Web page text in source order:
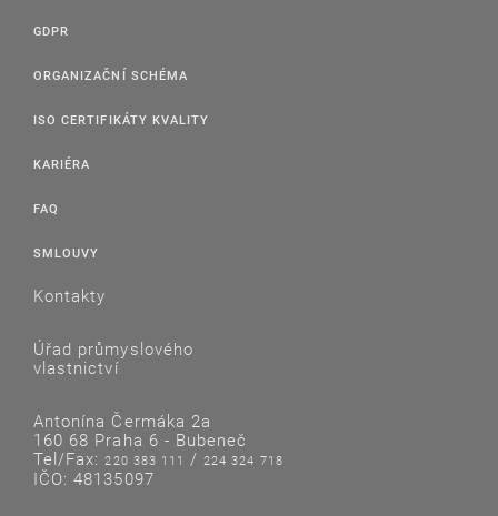
GDPR
ORGANIZAČNÍ SCHÉMA
ISO CERTIFIKÁTY KVALITY
KARIÉRA
FAQ
SMLOUVY
Kontakty
Úřad průmyslového
vlastnictví
Antonína Čermáka 2a
160 68 Praha 6 - Bubeneč
Tel/Fax:220 383 111 /224 324 718
IČO: 48135097